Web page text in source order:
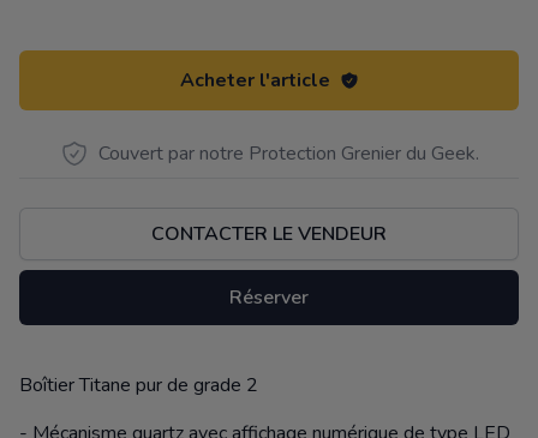
Acheter l'article
Couvert par notre Protection Grenier du Geek.
CONTACTER LE VENDEUR
Réserver
Description
Boîtier Titane pur de grade 2